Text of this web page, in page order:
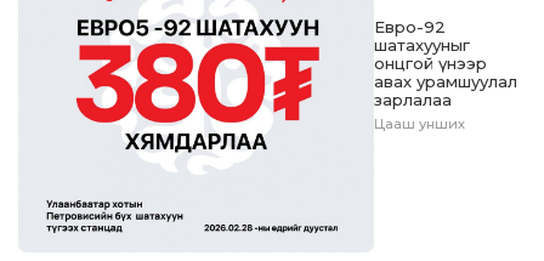
Евро-92
шатахууныг
онцгой үнээр
авах урамшуулал
зарлалаа
Цааш унших